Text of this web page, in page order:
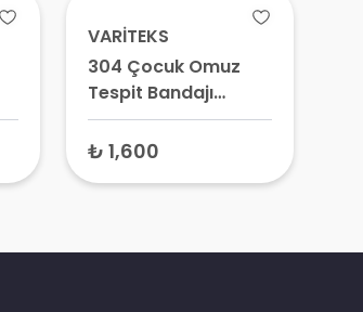
VARİTEKS
304 Çocuk Omuz
Tespit Bandajı
Velpau XSmall
₺ 1,600